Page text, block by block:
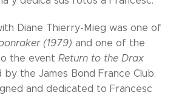
Diane Thierry-Mieg was one of
(1979) and one of the
the event Return to the Drax
by the James Bond France Club.
and dedicated to Francesc